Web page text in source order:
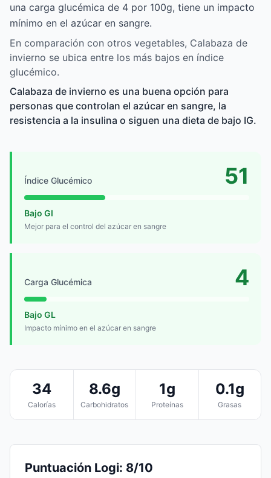
una carga glucémica de 4 por 100g, tiene un impacto
mínimo en el azúcar en sangre.
En comparación con otros vegetables, Calabaza de
invierno se ubica entre los más bajos en índice
glucémico.
Calabaza de invierno es una buena opción para
personas que controlan el azúcar en sangre, la
resistencia a la insulina o siguen una dieta de bajo IG.
Índice Glucémico 51
Bajo GI
Mejor para el control del azúcar en sangre
Carga Glucémica 4
Bajo GL
Impacto mínimo en el azúcar en sangre
34
Calorías
8.6g
Carbohidratos
1g
Proteínas
0.1g
Grasas
Puntuación Logi: 8/10